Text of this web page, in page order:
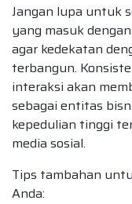
Jangan lupa untuk
yang masuk
agar kedekatan
terbangun.
interaksi akan
sebagai entitas
kepedulian tinggi
media sosial.
Tips tambahan
Anda: